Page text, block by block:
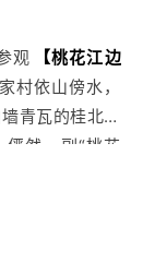
，苗语：有龙
茶、跳完竹竿
验寨子里待客
姑娘，一定要
。
雨桥，一批文
）后乘车前往
车时间乘车前
策，强制征收
148元/人自
观
【桃花江边
村依山傍水，
青瓦的桂北特
然一副“桃花
指这里，电视
家村的豆腐亦
甜的特色豆腐
回腐竹（约30